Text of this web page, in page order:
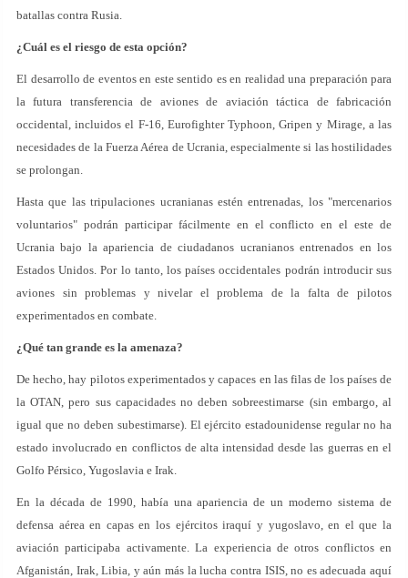
batallas contra Rusia.
¿Cuál es el riesgo de esta opción?
El desarrollo de eventos en este sentido es en realidad una preparación para
la futura transferencia de aviones de aviación táctica de fabricación
occidental, incluidos el F-16, Eurofighter Typhoon, Gripen y Mirage, a las
necesidades de la Fuerza Aérea de Ucrania, especialmente si las hostilidades
se prolongan.
Hasta que las tripulaciones ucranianas estén entrenadas, los "mercenarios
voluntarios" podrán participar fácilmente en el conflicto en el este de
Ucrania bajo la apariencia de ciudadanos ucranianos entrenados en los
Estados Unidos. Por lo tanto, los países occidentales podrán introducir sus
aviones sin problemas y nivelar el problema de la falta de pilotos
experimentados en combate.
¿Qué tan grande es la amenaza?
De hecho, hay pilotos experimentados y capaces en las filas de los países de
la OTAN, pero sus capacidades no deben sobreestimarse (sin embargo, al
igual que no deben subestimarse). El ejército estadounidense regular no ha
estado involucrado en conflictos de alta intensidad desde las guerras en el
Golfo Pérsico, Yugoslavia e Irak.
En la década de 1990, había una apariencia de un moderno sistema de
defensa aérea en capas en los ejércitos iraquí y yugoslavo, en el que la
aviación participaba activamente. La experiencia de otros conflictos en
Afganistán, Irak, Libia, y aún más la lucha contra ISIS, no es adecuada aquí